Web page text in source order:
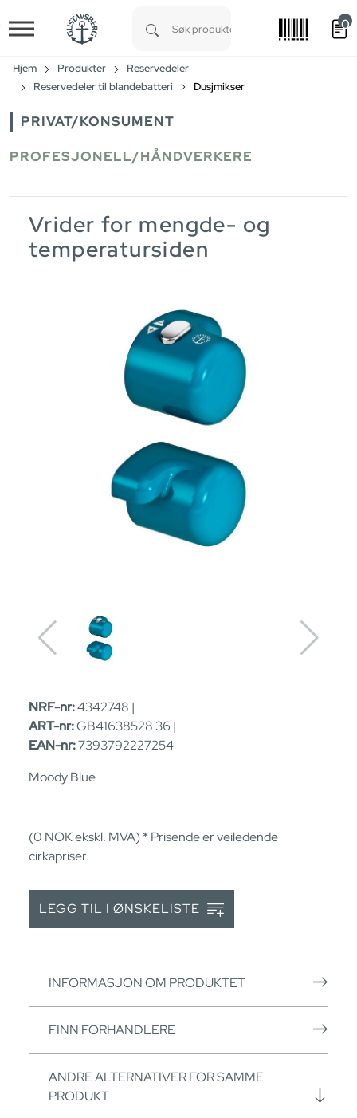
Skip to main content
0
Hjem Produkter
Reservedeler
Reservedeler til blandebatteri
Dusjmikser
PRIVAT/KONSUMENT
PROFESJONELL/HÅNDVERKERE
Vrider for mengde- og
temperatursiden
NRF-nr:4342748 |
ART-nr:GB41638528 36 |
EAN-nr:7393792227254
Moody Blue
(0 NOKekskl. MVA) * Prisende er veiledende
cirkapriser.
LEGG TIL I ØNSKELISTE
INFORMASJON OM PRODUKTET
FINN FORHANDLERE
ANDRE ALTERNATIVER FOR SAMME
PRODUKT